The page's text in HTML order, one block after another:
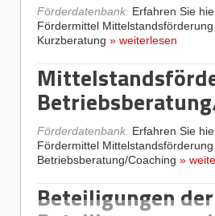
Förderdatenbank: Erfahren Sie
Fördermittel
Kurzberatung » weiterlesen
Förderdatenbank: Erfahren Sie
Fördermittel
Betriebsberatung/Coaching »
Beteiligungen